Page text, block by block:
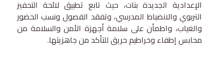
الإعدادية الجديدة بنات، حيث تابع تطبيق لائحة التحفيز
التربوي والانضباط المدرسي، وتفقد الفصول ونسب الحضور
والغياب، واطمأن على سلامة أجهزة الأمن والسلامة من
محابس إطفاء وخراطيم حريق للتأكد من جاهزيتها.